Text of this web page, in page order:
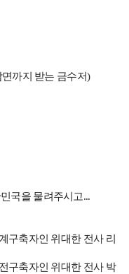
까지 받는 금수저)
국을 물려주시고...
구축자인 위대한 전사 리
구축자인 위대한 전사 박